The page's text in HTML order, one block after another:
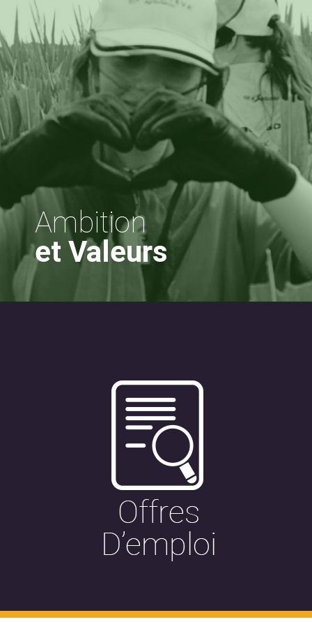
Ambition
et Valeurs